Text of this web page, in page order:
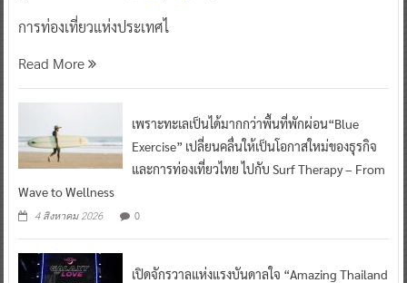
การท่องเที่ยวแห่งประเทศไ
Read More
เพราะทะเลเป็นได้มากกว่าพื้นที่พักผ่อน“Blue
Exercise” เปลี่ยนคลื่นให้เป็นโอกาสใหม่ของธุรกิจ
และการท่องเที่ยวไทย ไปกับ Surf Therapy – From
Wave to Wellness
4 สิงหาคม 2026 0
เปิดจักรวาลแห่งแรงบันดาลใจ “Amazing Thailand